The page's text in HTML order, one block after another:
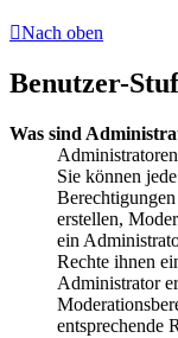
Nach oben
Benutzer-
Was sind
Sie können
erstellen,
ein
Rechte ihnen
Administrator
entsprechende